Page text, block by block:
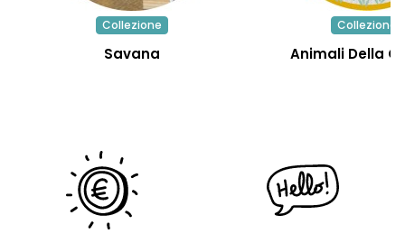
Collezione
Savana
Collezione
Animali Della